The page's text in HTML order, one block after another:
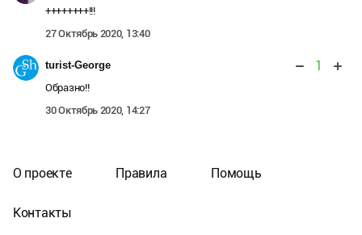
++++++++!!!
27 Октябрь 2020, 13:40
turist-George 1
Образно!!
30 Октябрь 2020, 14:27
О проекте Правила Помощь
Контакты